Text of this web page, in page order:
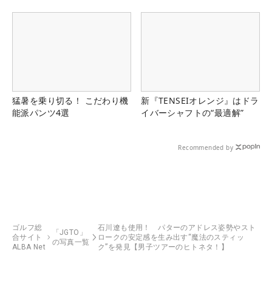
猛暑を乗り切る！ こだわり機
能派パンツ4選
新『TENSEIオレンジ』はドラ
イバーシャフトの“最適解”
Recommended by
ゴルフ総
合サイト
ALBA Net
「JGTO」
の写真一覧
石川遼も使用！ パターのアドレス姿勢やスト
ロークの安定感を生み出す“魔法のスティッ
ク”を発見【男子ツアーのヒトネタ！】